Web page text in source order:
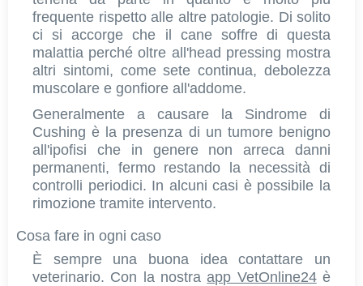
frequente rispetto alle altre patologie. Di solito
ci si accorge che il cane soffre di questa
malattia perché oltre all'head pressing mostra
altri sintomi, come sete continua, debolezza
muscolare e gonfiore all'addome.
Generalmente a causare la Sindrome di
Cushing è la presenza di un tumore benigno
all'ipofisi che in genere non arreca danni
permanenti, fermo restando la necessità di
controlli periodici. In alcuni casi è possibile la
rimozione tramite intervento.
Cosa fare in ogni caso
È sempre una buona idea contattare un
veterinario. Con la nostraapp VetOnline24è